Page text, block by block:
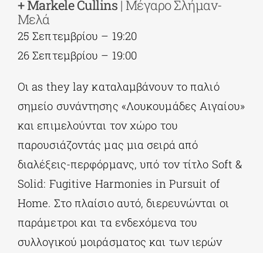
+ Markele Cullins | Μέγαρο Σλήμαν-
Μελά
25 Σεπτεμβρίου – 19:20
26 Σεπτεμβρίου – 19:00
Οι as they lay καταλαμβάνουν το παλιό
σημείο συνάντησης «Λουκουμάδες Αιγαίου»
και επιμελούνται τον χώρο του
παρουσιάζοντάς μας μια σειρά από
διαλέξεις-περφόρμανς, υπό τον τίτλο Soft &
Solid: Fugitive Harmonies in Pursuit of
Home. Στο πλαίσιο αυτό, διερευνώνται οι
παράμετροι και τα ενδεχόμενα του
συλλογικού μοιράσματος και των ιερών